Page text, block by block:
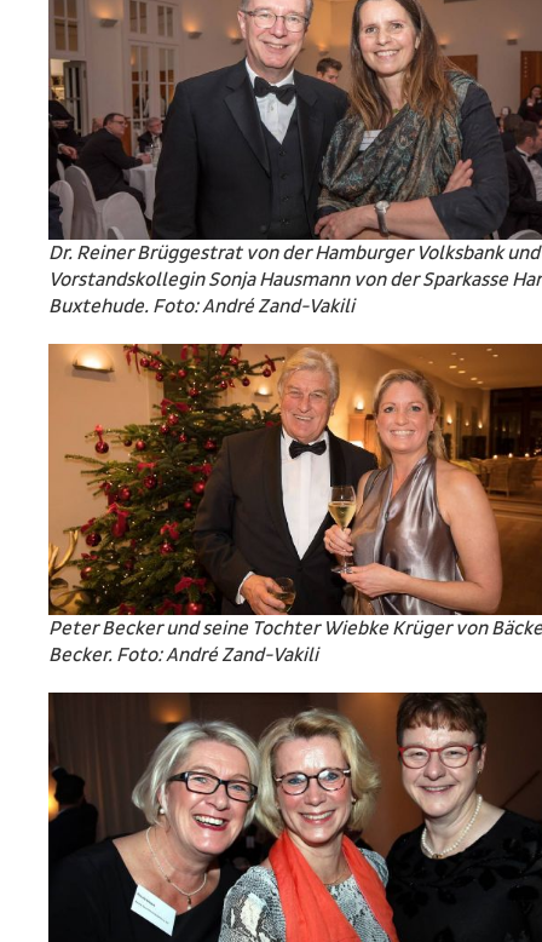
Dr. Reiner Brüggestrat von der Hamburger Volksbank
Vorstandskollegin Sonja Hausmann von der Sparkasse
Buxtehude. Foto: André Zand-Vakili
Peter Becker und seine Tochter Wiebke Krüger von
Becker. Foto: André Zand-Vakili